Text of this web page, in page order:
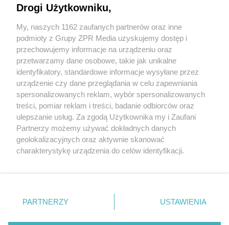
Cafe Berg / Wrocław
Po co nam smart city?
Żaden utwór zamieszczony w serwisie nie może być powielany i
rozpowszechniany lub dalej rozpowszechniany w jakikolwiek sposób (w tym
zabronione pod groźbą kary i może być ścigane prawnie.
Drogi Użytkowniku,
My, naszych 1162 zaufanych partnerów oraz inne
podmioty z Grupy ZPR Media uzyskujemy dostęp i
przechowujemy informacje na urządzeniu oraz
przetwarzamy dane osobowe, takie jak unikalne
identyfikatory, standardowe informacje wysyłane przez
urządzenie czy dane przeglądania w celu zapewniania
spersonalizowanych reklam, wybór spersonalizowanych
treści, pomiar reklam i treści, badanie odbiorców oraz
ulepszanie usług. Za zgodą Użytkownika my i Zaufani
Partnerzy możemy używać dokładnych danych
geolokalizacyjnych oraz aktywnie skanować
charakterystykę urządzenia do celów identyfikacji.
zmienić/wycofać klikając przycisk ustawień prywatności
znajdujący się w lewym dolnym rogu strony
rodzaje przetwarzania danych nie wymagają zgody
PARTNERZY USTAWIENIA